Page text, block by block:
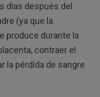
días después del
(ya que la
produce durante la
contraer el
la pérdida de sangre